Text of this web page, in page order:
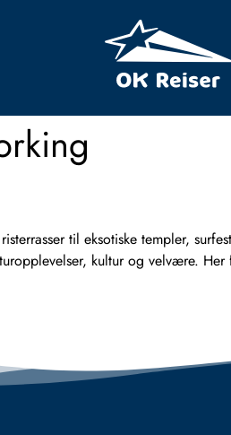
til eksotiske templer,
kultur og velvære.